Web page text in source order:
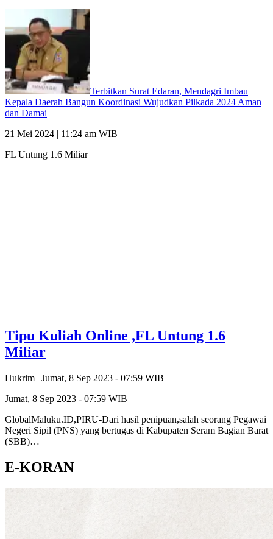
Terbitkan Surat Edaran, Mendagri Imbau
Kepala Daerah Bangun Koordinasi Wujudkan Pilkada 2024 Aman
dan Damai
21 Mei 2024 | 11:24 am WIB
FL Untung 1.6 Miliar
Jumat, 8 Sep 2023 - 07:59 WIB
GlobalMaluku.ID,PIRU-Dari hasil penipuan,salah seorang Pegawai
Negeri Sipil (PNS) yang bertugas di Kabupaten Seram Bagian Barat
(SBB)…
E-KORAN